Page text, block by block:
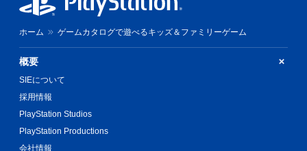
ホーム ゲームカタログで遊べるキッズ＆ファミリーゲーム
概要
SIEについて
採用情報
PlayStation Studios
PlayStation Productions
会社情報